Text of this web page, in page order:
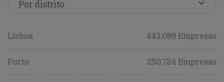
Lisboa 443,099 Empresas
Porto 250,724 Empresas